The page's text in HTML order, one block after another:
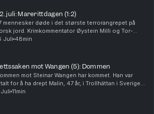
juli: Marerittdagen (1:2)
mennesker døde i det største terrorangrepet på
jord. Krimkommentator Øystein Milli og Tor-
Thømt Ruud går gjennom terrorhandlingene den
Juli 48min
mot Wangen (5): Dommen
mot Steinar Wangen har kommet. Han var
for å ha drept Malin, 47 år, i Trollhättan i Sverige i
2024. Det store spørsmålet i rettssaken
11min